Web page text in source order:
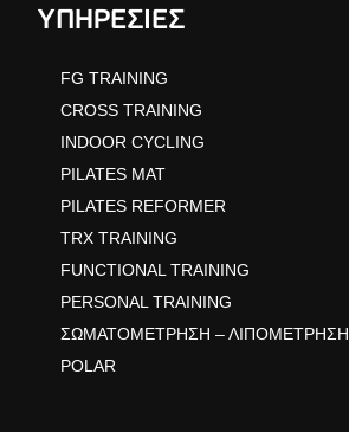
ΥΠΗΡΕΣΙΕΣ
FG TRAINING
CROSS TRAINING
INDOOR CYCLING
PILATES MAT
PILATES REFORMER
TRX TRAINING
FUNCTIONAL TRAINING
PERSONAL TRAINING
ΣΩΜΑΤΟΜΕΤΡΗΣΗ – ΛΙΠΟΜΕΤΡΗΣΗ
POLAR